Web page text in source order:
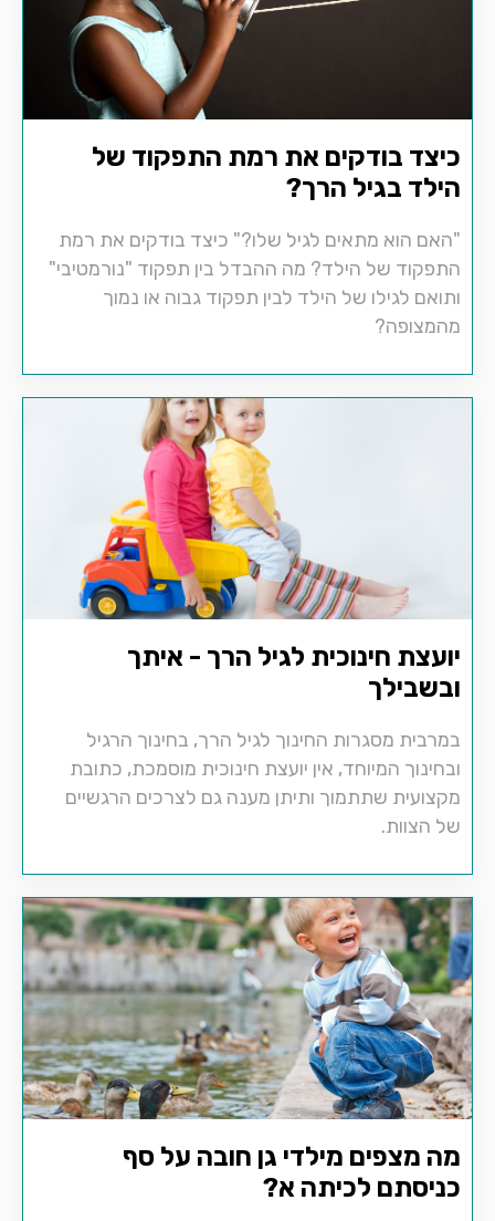
כיצד בודקים את רמת התפקוד של
הילד בגיל הרך?
"האם הוא מתאים לגיל שלו?" כיצד בודקים את רמת
התפקוד של הילד? מה ההבדל בין תפקוד "נורמטיבי"
ותואם לגילו של הילד לבין תפקוד גבוה או נמוך
מהמצופה?
יועצת חינוכית לגיל הרך - איתך
ובשבילך
במרבית מסגרות החינוך לגיל הרך, בחינוך הרגיל
ובחינוך המיוחד, אין יועצת חינוכית מוסמכת, כתובת
מקצועית שתתמוך ותיתן מענה גם לצרכים הרגשיים
של הצוות.
מה מצפים מילדי גן חובה על סף
כניסתם לכיתה א?